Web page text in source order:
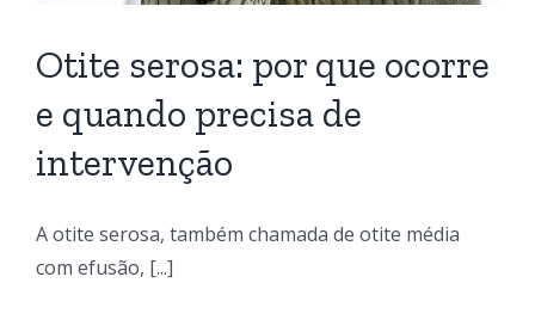
Otite serosa: por que ocorre
e quando precisa de
intervenção
A otite serosa, também chamada de otite média
com efusão, [...]